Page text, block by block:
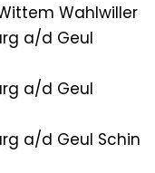
Wahlwiller
a/d Geul
a/d Geul
a/d Geul Schin